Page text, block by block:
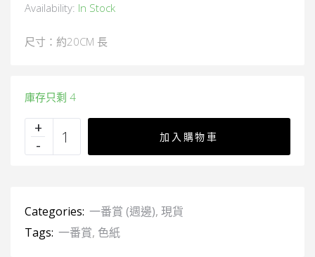
Availability: In Stock
尺寸：約20CM 長
庫存只剩 4
加入購物車
Categories: 一番賞 (週邊), 現貨
Tags: 一番賞, 色紙